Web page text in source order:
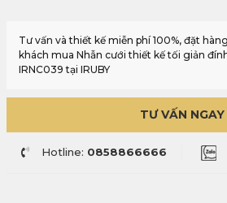
Tư vấn và thiết kế miễn phí 100%, đặt
khách mua Nhẫn cưới thiết kế tối giản
IRNC039 tại IRUBY
TƯ VẤN NGAY
Hotline: 0858866666